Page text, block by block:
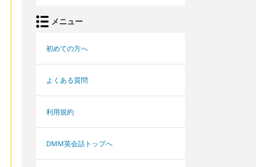
メニュー
初めての方へ
よくある質問
利用規約
DMM英会話トップへ